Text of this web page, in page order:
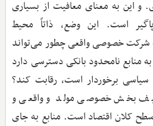
و این به معنای معافیت از بسیاری
است. این وضع، ذاتاً محیط
شرکت خصوصی واقعی چطور می‌تواند
منابع نامحدود بانکی دسترسی دارد
سیاسی برخوردار است، رقابت کند؟
بخش خصوصی مولد و واقعی و
کلان اقتصاد است. منابع به جای